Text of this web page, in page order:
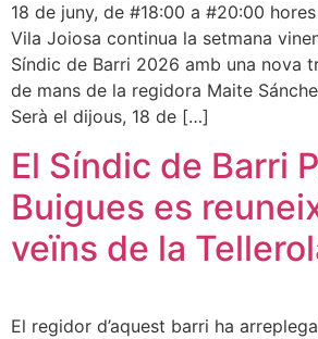
18 de juny, de #18:00 a #20:00 hores
Vila Joiosa continua la setmana
Síndic de Barri 2026 amb una nova
de mans de la regidora Maite
Serà el dijous, 18 de […]
El Síndic de Barri
Buigues es
veïns de la
El regidor d’aquest barri ha